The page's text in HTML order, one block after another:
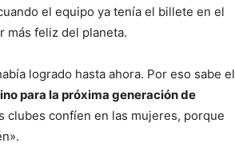
el equipo ya tenía el billete en el
más feliz del planeta.
logrado hasta ahora. Por eso sabe el
para la próxima generación de
clubes confíen en las mujeres, porque